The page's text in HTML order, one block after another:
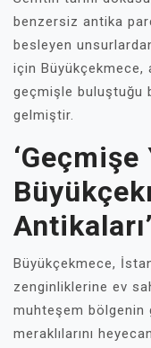
benzersiz antika
besleyen
için Büyükçekmece,
geçmişle buluştuğu
gelmiştir.
Antikaları’
Büyükçekmece,
zenginliklerine ev
muhteşem bölgenin
meraklılarını